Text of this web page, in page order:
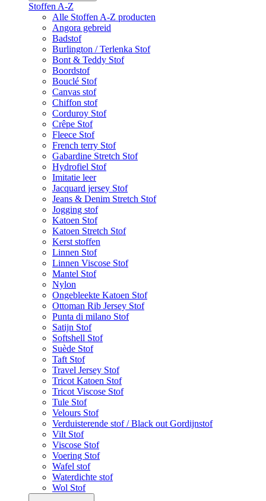
Stoffen A-Z
Alle Stoffen A-Z producten
Angora gebreid
Badstof
Burlington / Terlenka Stof
Bont & Teddy Stof
Boordstof
Bouclé Stof
Canvas stof
Chiffon stof
Corduroy Stof
Crêpe Stof
Fleece Stof
French terry Stof
Gabardine Stretch Stof
Hydrofiel Stof
Imitatie leer
Jacquard jersey Stof
Jeans & Denim Stretch Stof
Jogging stof
Katoen Stof
Katoen Stretch Stof
Kerst stoffen
Linnen Stof
Linnen Viscose Stof
Mantel Stof
Nylon
Ongebleekte Katoen Stof
Ottoman Rib Jersey Stof
Punta di milano Stof
Satijn Stof
Softshell Stof
Suède Stof
Taft Stof
Travel Jersey Stof
Tricot Katoen Stof
Tricot Viscose Stof
Tule Stof
Velours Stof
Verduisterende stof / Black out Gordijnstof
Vilt Stof
Viscose Stof
Voering Stof
Wafel stof
Waterdichte stof
Wol Stof